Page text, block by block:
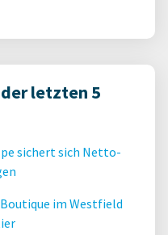
letzten 5
sichert sich Netto-
im Westfield